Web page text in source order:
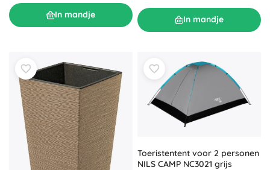
In mandje In mandje
Toeristentent voor 2 personen
NILS CAMP NC3021 grijs